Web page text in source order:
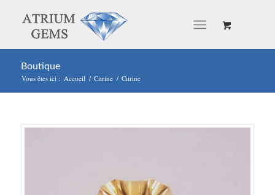
Boutique
Vous êtes ici : Accueil / Citrine / Citrine